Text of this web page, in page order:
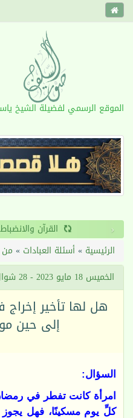
الموقع الرسمي لفضيلة الشيخ
القرآن ‹
الرئيسية »أسئلة العبادات » من
الخميس 18 مايو 2023 - 28 شوال 1444هـ
هل لها تأخير
إلى حين
السؤال:
امرأة كانت تفطر في
كلِّ يوم مسكينًا، فهل يجوز